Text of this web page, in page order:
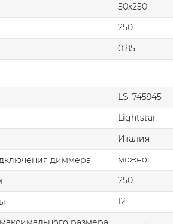
50x250
250
0.85
LS_745945
Lightstar
Италия
диммера
можно
250
12